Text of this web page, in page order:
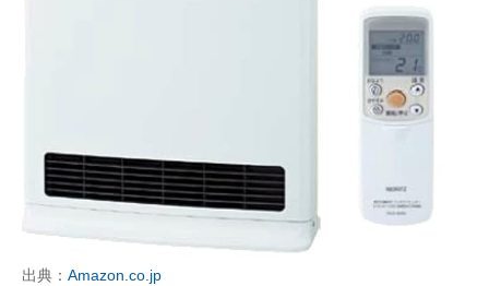
出典： Amazon.co.jp